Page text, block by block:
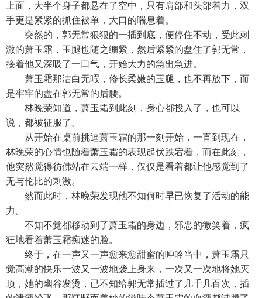
上面，大半个身子都悬在了空中，只有肩部和头部着力，双
手更是紧紧的抓住被单，大口的喘息着。
突然的，郭无常狠狠的一插到底，便停住不动，受此刺
激的萧玉霜，玉腿也随之绷紧，然后紧紧的盘住了郭无常，
接着他又深吸了一口气，开始大力的急出急进。
萧玉霜那洁白无暇，修长柔嫩的玉腿，也不再放下，而
是牢牢的盘在郭无常的后腰。
林晚荣知道，萧玉霜到此刻，身心都投入了，也可以
说，都被征服了。
从开始在桌前挑逗萧玉霜的那一刻开始，一直到现在，
林晚荣的心情也随着萧玉霜的表现起伏跌宕着，而在此刻，
他突然觉得彷佛站在云端一样，仅仅是看着都让他感觉到了
无与伦比的刺激。
然而此时，林晚荣发现他不知何时早已恢复了活动的能
力。
不知不觉都移动到了萧玉霜的身边，邪恶的微笑着，疯
狂地看着萧玉霜痴迷的脸。
终于，在一声又一声愈来愈甜蜜的呻吟当中，萧玉霜只
觉高潮的快乐一波又一波地袭上身来，一次又一次地将她灭
顶，她的幽谷发烫，已不知给郭无常插过了几千几百次，插